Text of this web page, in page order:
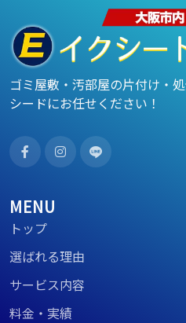
ゴミ屋敷・汚部屋の片付け・
シードにお任せください！
MENU
トップ
選ばれる理由
サービス内容
料金・実績